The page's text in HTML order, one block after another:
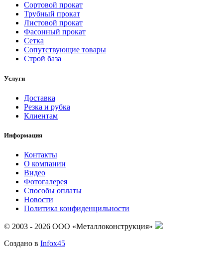
Сортовой прокат
Трубный прокат
Листовой прокат
Фасонный прокат
Сетка
Сопутствующие товары
Строй база
Услуги
Доставка
Резка и рубка
Клиентам
Информация
Контакты
О компании
Видео
Фотогалерея
Способы оплаты
Новости
Политика конфиденцильности
© 2003 - 2026 ООО «Металлоконструкция»
Создано в Infox45